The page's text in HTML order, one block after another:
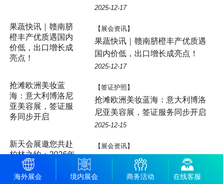
2025-12-17
【展会资讯】
果蔬快讯｜赣南脐橙丰产优质遇
国内价低，出口增长成亮点！
2025-12-17
【签证护照】
抢滩欧洲美妆蓝海：意大利博洛
尼亚美容展，签证服务同步开启
2025-12-15
【展会资讯】
新天会展邀您共赴柏林之约：
2026年德国柏林国际果蔬展
海外展会 境内展会 商务活动 在线客服